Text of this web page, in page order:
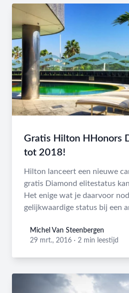
Gratis Hilton HHonors
tot 2018!
Hilton lanceert een nieuwe
gratis Diamond elitestatus
Het enige wat je daarvoor
gelijkwaardige status bij een
Michel Van Steenbergen
Michel Van Steenbergen
29 mrt., 2016 · 2 min leestijd